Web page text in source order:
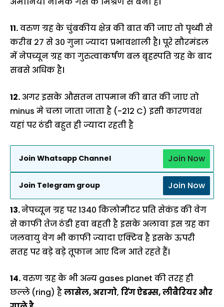
11.वरुण ग्रह के चुंबकीय क्षेत्र की बात की जाए तो पृथ्वी से
करीब 27 से 30 गुना ज्यादा प्रभावशाली है। पूरे सौरमंडल
में नेपच्यून ग्रह का गुरुत्वाकर्षण बल बृहस्पति ग्रह के बाद
सबसे अधिक है।
12. अगर इसके औसतन तापमान की बात की जाए तो
minus मे चला जाता जाता है (-212 C) इसी कारणवश
यहां पर ठंडी बहुत ही ज्यादा रहती है
Join Whatsapp Channel Join Now
Join Telegram group Join Now
13.नेपच्यून ग्रह पर 1340 किलोमीटर प्रति सेकंड की वेग
से काफी तेज ठंडी हवा बहती है इसके अलावा इस ग्रह का
जलवायु वेग भी काफी ज्यादा एक्टिव है इसके ऊपरी
सतह पर बड़े बड़े तूफान आए दिन आते रहते हैं।
14.वरुण ग्रह के भी अन्य gases planet की तरह ही
छल्ले (ring) हैलासेल, अरागो, रिंग ऐडम्स, लीबैरियर और